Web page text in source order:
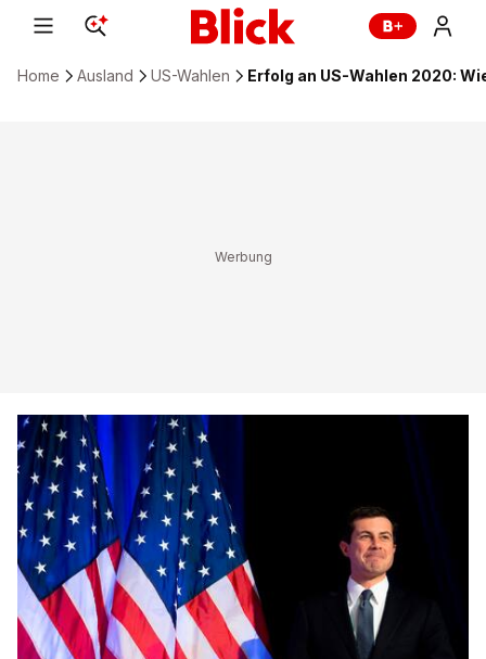
Home Ausland US-Wahlen Erfolg an US-Wahlen 2020: